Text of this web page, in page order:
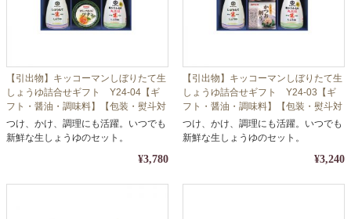
【引出物】キッコーマンしぼりたて生
しょうゆ詰合せギフト Y24-04【ギ
フト・醤油・調味料】【包装・熨斗対
応】
つけ、かけ、調理にも活躍。いつでも
新鮮な生しょうゆのセット。
¥3,780
【引出物】キッコーマンしぼりたて生
しょうゆ詰合せギフト Y24-03【ギ
フト・醤油・調味料】【包装・熨斗対
応】
つけ、かけ、調理にも活躍。いつでも
新鮮な生しょうゆのセット。
¥3,240